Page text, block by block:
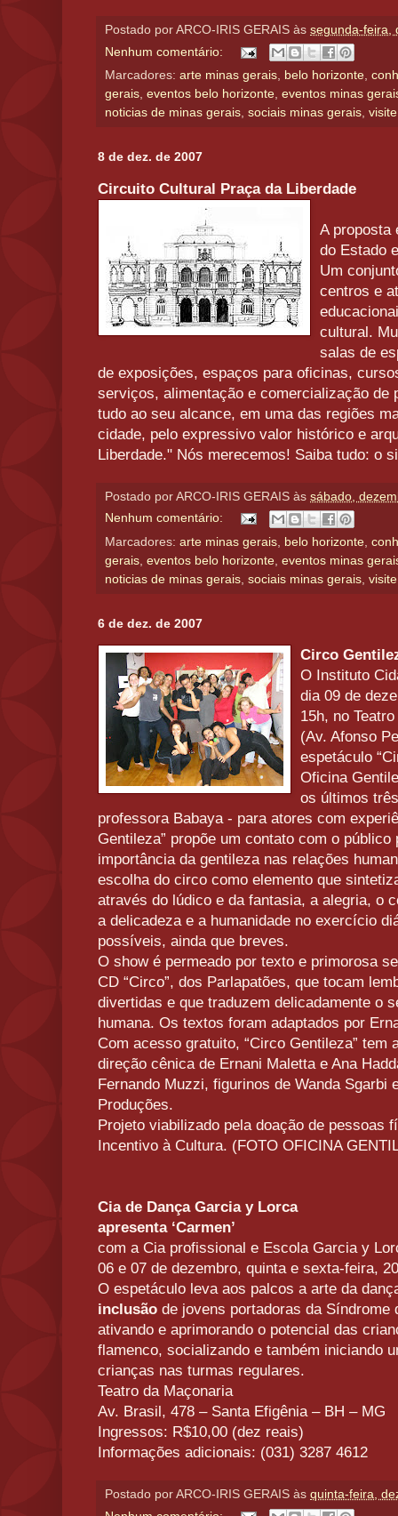
Postado por ARCO-IRIS GERAIS às segunda-feira,
Nenhum comentário:
Marcadores: arte minas gerais, belo horizonte,
gerais, eventos belo horizonte, eventos minas
noticias de minas gerais, sociais minas gerais,
8 de dez. de 2007
Circuito Cultural Praça da Liberdade
A proposta
do Estado
Um
centros e
cultural.
salas de
de exposições, espaços para oficinas,
serviços, alimentação e comercialização de
tudo ao seu alcance, em uma das regiões
cidade, pelo expressivo valor histórico e
Liberdade." Nós merecemos! Saiba tudo: o
Postado por ARCO-IRIS GERAIS às sábado,
Nenhum comentário:
Marcadores: arte minas gerais belo horizonte
gerais eventos belo horizonte eventos minas
noticias de minas gerais sociais minas gerais
6 de dez. de 2007
Circo
O Instituto
dia 09 de
15h, no
(Av. Afonso
espetáculo
Oficina
os últimos
professora Babaya - para atores com
Gentileza” propõe um contato com o
importância da gentileza nas relações
escolha do circo como elemento que
através do lúdico e da fantasia, a alegria, o
a delicadeza e a humanidade no exercício
possíveis, ainda que breves.
O show é permeado por texto e primorosa
CD “Circo”, dos Parlapatões, que tocam
divertidas e que traduzem delicadamente o
humana. Os textos foram adaptados por
Com acesso gratuito, “Circo Gentileza” tem
direção cênica de Ernani Maletta e Ana
Fernando Muzzi, figurinos de Wanda Sgarbi
Produções.
Projeto viabilizado pela doação de pessoas
Incentivo à Cultura. (FOTO OFICINA
Cia de Dança Garcia y Lorca
apresenta ‘Carmen’
com a Cia profissional e Escola Garcia y
06 e 07 de dezembro, quinta e sexta-feira,
O espetáculo leva aos palcos a arte da
inclusão de jovens portadoras da Síndrome
ativando e aprimorando o potencial das
flamenco, socializando e também iniciando
crianças nas turmas regulares.
Teatro da Maçonaria
Av. Brasil, 478 – Santa Efigênia – BH – MG
Ingressos: R$10,00 (dez reais)
Informações adicionais: (031) 3287 4612
Postado por ARCO-IRIS GERAIS às quinta-feira,